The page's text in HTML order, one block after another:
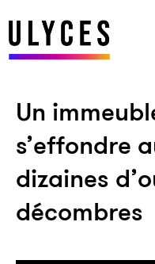
Un
s’effondre
dizaines
décombres